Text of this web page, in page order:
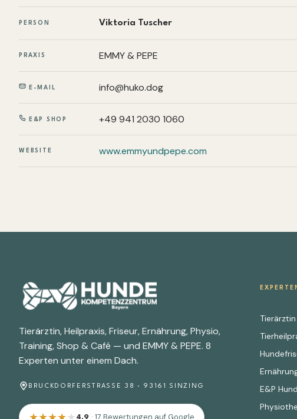
PERSON Viktoria Tuscher
PRAXIS EMMY & PEPE
E-MAIL info@huko.dog
E&P SHOP +49 941 2030 1060
WEBSITE www.emmyundpepe.com
Tierärztin, Heilpraxis, Friseur, Ernährung, Physio,
Training, Shop & Café — und EMMY & PEPE. 8
Experten unter einem Dach.
BRUCKDORFERSTRASSE 38 · 93161 SINZING
4.9 · 17 Bewertungen auf Google
Tierärztin
E&P